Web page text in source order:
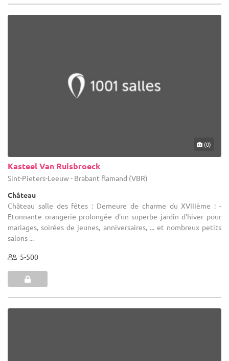
(0)
Kasteel Van Ruisbroeck
Sint-Pieters-Leeuw - Brabant flamand (VBR)
Château
Château salle des fêtes : Demeure de charme du XVIIIème : -
Etonnante orangerie prolongée d'un superbe jardin d'hiver pour
mariages, soirées de jeunes, anniversaires, ... et nombreux petits
salons ...
5-500